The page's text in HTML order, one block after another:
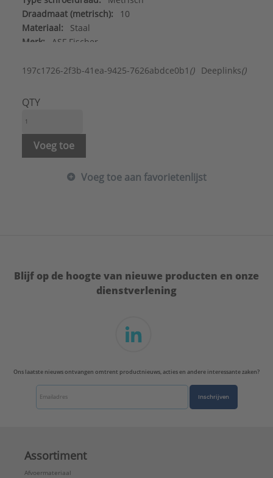
Draadmaat (metrisch):
10
Materiaal:
Staal
Merk:
ASF Fischer
Schachtdiameter:
9 mm
197c1726-2f3b-41ea-9425-7626abdce0b1 () Deeplinks()
QTY
Voeg toe
Voeg toe aan favorietenlijst
Blijf op de hoogte van nieuwe producten en onze
dienstverlening
Ons laatste nieuws ontvangen omtrent productnieuws, acties en andere interessante zaken?
Inschrijven
Assortiment
Afvoermateriaal